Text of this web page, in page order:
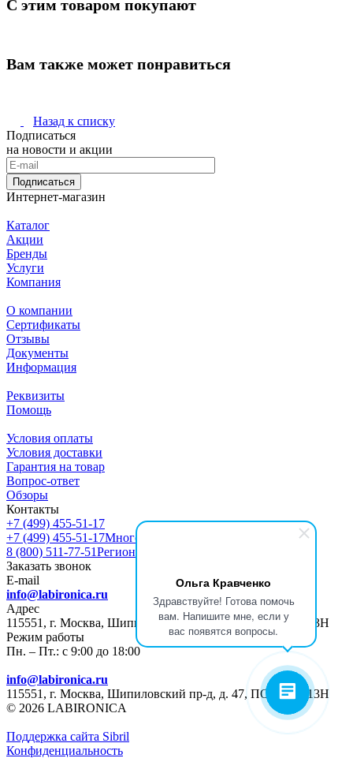
Ольга Кравченко
Здравствуйте! Готова помочь
вам. Напишите мне, если у
вас появятся вопросы.
С этим товаром покупают
Вам также может понравиться
Назад к списку
Подписаться
на новости и акции
Подписаться
Интернет-магазин
Каталог
Акции
Бренды
Услуги
Компания
О компании
Сертификаты
Отзывы
Документы
Информация
Реквизиты
Помощь
Условия оплаты
Условия доставки
Гарантия на товар
Вопрос-ответ
Обзоры
Контакты
+7 (499) 455-51-17
+7 (499) 455-51-17Многоканальный
8 (800) 511-77-51Регионы РФ
Заказать звонок
E-mail
info@labironica.ru
Адрес
115551, г. Москва, Шипиловский пр-д, д. 47, ПОМЕЩ. 13Н
Режим работы
Пн. – Пт.: с 9:00 до 18:00
info@labironica.ru
115551, г. Москва, Шипиловский пр-д, д. 47, ПОМЕЩ. 13Н
© 2026 LABIRONICA
Поддержка сайта Sibril
Конфиденциальность